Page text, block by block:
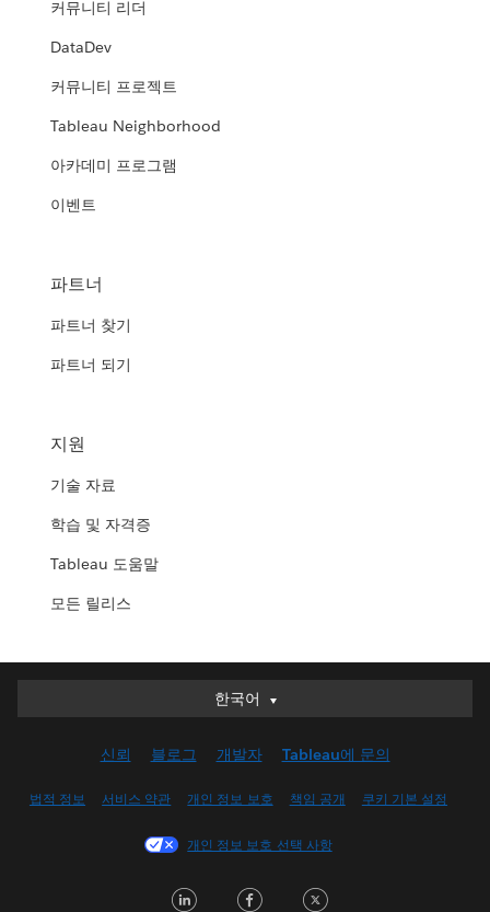
커뮤니티 리더
DataDev
커뮤니티 프로젝트
Tableau Neighborhood
아카데미 프로그램
이벤트
파트너
파트너 찾기
파트너 되기
지원
기술 자료
학습 및 자격증
Tableau 도움말
모든 릴리스
한국어
한국어
English (UK)
Français (Canada)
신뢰 블로그 개발자 Tableau에 문의
법적 정보 서비스 약관 개인 정보 보호 책임 공개 쿠키 기본 설정
개인 정보 보호 선택 사항
LinkedInFacebook